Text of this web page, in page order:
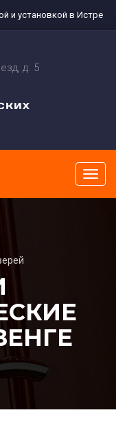
и установкой в Истре
д. 5
меню